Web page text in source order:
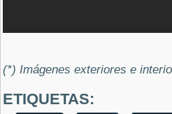
(*) Imágenes exteriores e
ETIQUETAS: